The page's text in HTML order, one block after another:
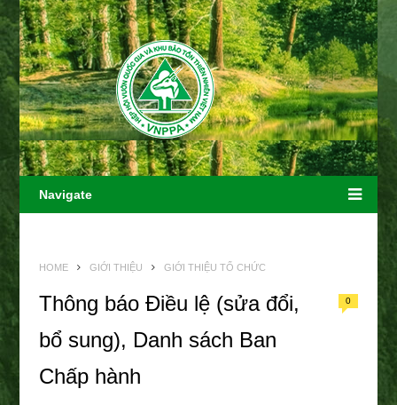
Navigate
HOME GIỚI THIỆU GIỚI THIỆU TỔ CHỨC
Thông báo Điều lệ (sửa đổi,
bổ sung), Danh sách Ban
Chấp hành
0